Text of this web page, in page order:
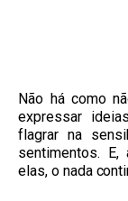
Não há como
expressar
flagrar na
sentimentos.
elas, o nada